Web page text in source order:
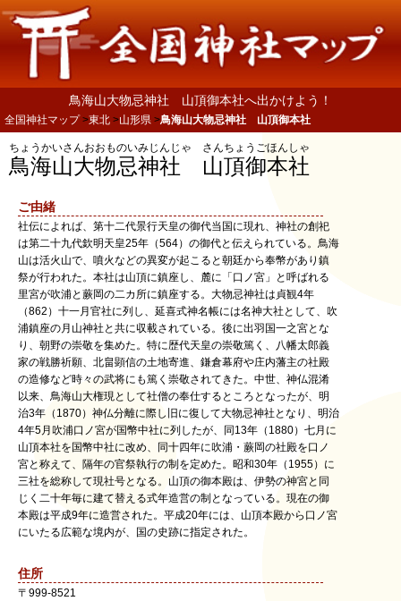
鳥海山大物忌神社 山頂御本社へ出かけよう！
全国神社マップ 東北 山形県 鳥海山大物忌神社 山頂御本社
鳥海山大物忌神社 山頂御本社
ちょうかいさんおおものいみじんじゃ さんちょうごほんしゃ
ご由緒
社伝によれば、第十二代景行天皇の御代当国に現れ、神社の創祀
は第二十九代欽明天皇25年（564）の御代と伝えられている。鳥海
山は活火山で、噴火などの異変が起こると朝廷から奉幣があり鎮
祭が行われた。本社は山頂に鎮座し、麓に「口ノ宮」と呼ばれる
里宮が吹浦と蕨岡の二カ所に鎮座する。大物忌神社は貞観4年
（862）十一月官社に列し、延喜式神名帳には名神大社として、吹
浦鎮座の月山神社と共に収載されている。後に出羽国一之宮とな
り、朝野の崇敬を集めた。特に歴代天皇の崇敬篤く、八幡太郎義
家の戦勝祈願、北畠顕信の土地寄進、鎌倉幕府や庄内藩主の社殿
の造修など時々の武将にも篤く崇敬されてきた。中世、神仏混淆
以来、鳥海山大権現として社僧の奉仕するところとなったが、明
治3年（1870）神仏分離に際し旧に復して大物忌神社となり、明治
4年5月吹浦口ノ宮が国幣中社に列したが、同13年（1880）七月に
山頂本社を国幣中社に改め、同十四年に吹浦・蕨岡の社殿を口ノ
宮と称えて、隔年の官祭執行の制を定めた。昭和30年（1955）に
三社を総称して現社号となる。山頂の御本殿は、伊勢の神宮と同
じく二十年毎に建て替える式年造営の制となっている。現在の御
本殿は平成9年に造営された。平成20年には、山頂本殿から口ノ宮
にいたる広範な境内が、国の史跡に指定された。
住所
〒 999-8521